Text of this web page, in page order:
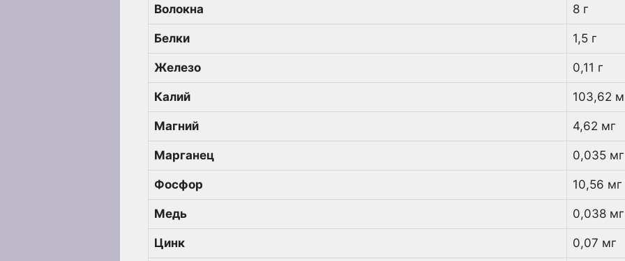
Волокна 8 г
Белки 1,5 г
Железо 0,11 г
Калий 103,62
Магний 4,62 мг
Марганец 0,035 мг
Фосфор 10,56 мг
Медь 0,038 мг
Цинк 0,07 мг